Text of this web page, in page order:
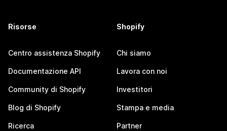
Risorse
Centro assistenza Shopify
Documentazione API
Community di Shopify
Blog di Shopify
Ricerca
Shopify
Chi siamo
Lavora con noi
Investitori
Stampa e media
Partner